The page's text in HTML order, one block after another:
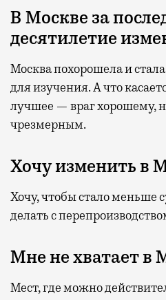
В Москве за
десятилетие
Москва похорошела и
для изучения. А что
лучшее — враг хорошему,
чрезмерным.
Хочу изменить в
Хочу, чтобы стало меньше
делать с
Мне не хватает в
Мест, где можно